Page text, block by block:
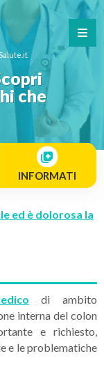
che
INFORMATI
ed è dolorosa la
di ambito
interna del colon
e richiesto,
e le problematiche